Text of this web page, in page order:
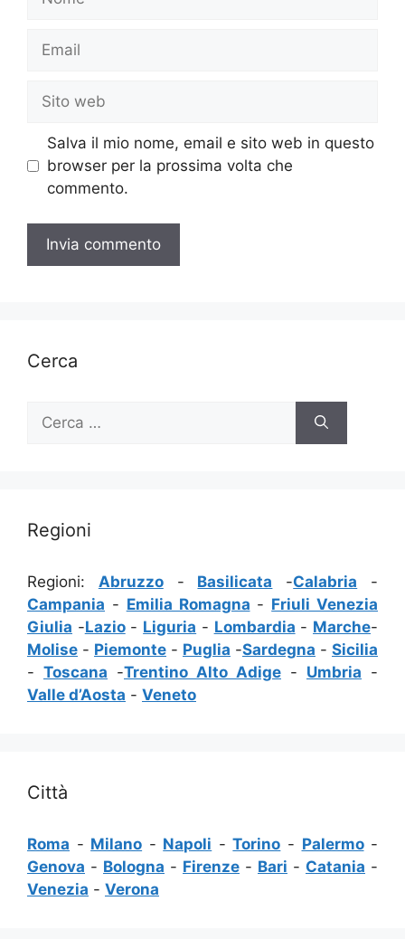
Email
Sito
web
Salva il mio nome, email e sito web in questo
browser per la prossima volta che
commento.
Cerca
per:
Regioni
Regioni: Abruzzo- Basilicata -Calabria -
Campania - Emilia Romagna - Friuli Venezia
Giulia -Lazio- Liguria - Lombardia - Marche-
Molise - Piemonte - Puglia -Sardegna - Sicilia
- Toscana -Trentino Alto Adige - Umbria -
Valle d’Aosta - Veneto
Città
Roma - Milano - Napoli -Torino - Palermo-
Genova - Bologna - Firenze - Bari - Catania -
Venezia - Verona